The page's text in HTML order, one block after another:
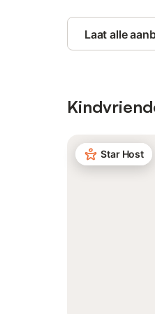
Laat alle
Star Host